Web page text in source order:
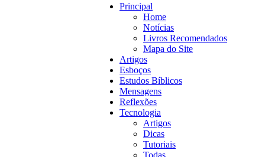
Principal
Home
Notícias
Livros Recomendados
Mapa do Site
Artigos
Esboços
Estudos Bíblicos
Mensagens
Reflexões
Tecnologia
Artigos
Dicas
Tutoriais
Todas